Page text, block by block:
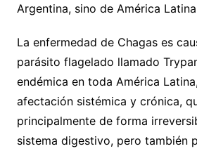
Argentina, sino de América
La enfermedad de Chagas es
parásito flagelado llamado
endémica en toda América
afectación sistémica y crónica,
principalmente de forma
sistema digestivo, pero también